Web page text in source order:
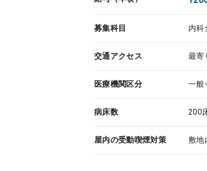
募集科目 内科
交通アクセス 最寄
医療機関区分 一般
病床数 200
屋内の受動喫煙対策 敷地